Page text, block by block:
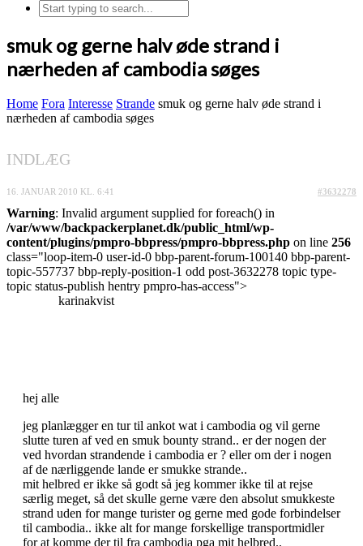
smuk og gerne halv øde strand i
nærheden af cambodia søges
Home Fora Interesse Strande smuk og gerne halv øde strand i
nærheden af cambodia søges
INDLÆG
16. JANUAR 2010 KL. 6:41 #3632278
Warning: Invalid argument supplied for foreach() in
/var/www/backpackerplanet.dk/public_html/wp-
content/plugins/pmpro-bbpress/pmpro-bbpress.php on line 256
class="loop-item-0 user-id-0 bbp-parent-forum-100140 bbp-parent-
topic-557737 bbp-reply-position-1 odd post-3632278 topic type-
topic status-publish hentry pmpro-has-access">
karinakvist
hej alle
jeg planlægger en tur til ankot wat i cambodia og vil gerne
slutte turen af ved en smuk bounty strand.. er der nogen der
ved hvordan strandende i cambodia er ? eller om der i nogen
af de nærliggende lande er smukke strande..
mit helbred er ikke så godt så jeg kommer ikke til at rejse
særlig meget, så det skulle gerne være den absolut smukkeste
strand uden for mange turister og gerne med gode forbindelser
til cambodia.. ikke alt for mange forskellige transportmidler
for at komme der til fra cambodia pga mit helbred..